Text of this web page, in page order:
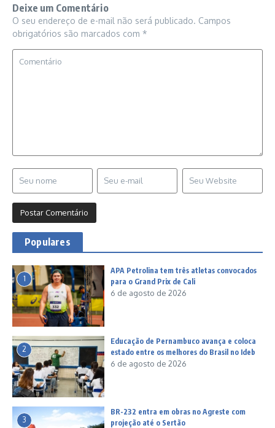
Deixe um Comentário
O seu endereço de e-mail não será publicado. Campos
obrigatórios são marcados com *
Populares
1
APA Petrolina tem três atletas convocados
para o Grand Prix de Cali
6 de agosto de 2026
2
Educação de Pernambuco avança e coloca
estado entre os melhores do Brasil no Ideb
6 de agosto de 2026
3
BR-232 entra em obras no Agreste com
projeção até o Sertão